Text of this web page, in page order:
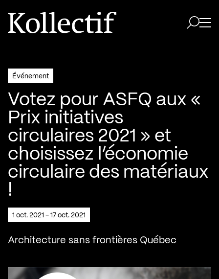
Aller à la page d'accueil
Logo Kollectif
Événement
Votez pour ASFQ aux «
Prix initiatives
circulaires 2021 » et
choisissez l’économie
circulaire des matériaux
!
1 oct. 2021 - 17 oct. 2021
Architecture sans frontières Québec